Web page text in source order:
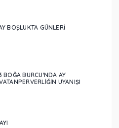
BOŞLUKTA GÜNLERİ
BOĞA BURCU'NDA AY
UYANIŞI